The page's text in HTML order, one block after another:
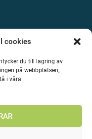
cookies
du till lagring av
på webbplatsen,
i våra
reserverade